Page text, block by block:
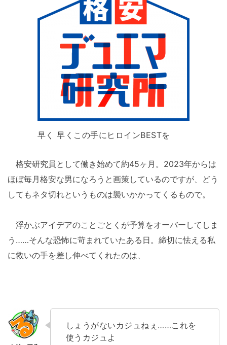
早く 早くこの手にヒロインBESTを
格安研究員として働き始めて約45ヶ月。2023年からは
ほぼ毎月格安な男になろうと画策しているのですが、どう
してもネタ切れというものは襲いかかってくるもので。
浮かぶアイデアのことごとくが予算をオーバーしてしま
う……そんな恐怖に苛まれていたある日。締切に怯える私
に救いの手を差し伸べてくれたのは、
しょうがないカジュねぇ……これを
使うカジュよ